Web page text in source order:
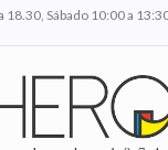
Sábado 10:00 a